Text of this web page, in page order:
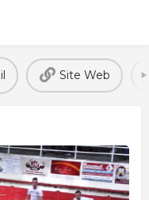
Site Web